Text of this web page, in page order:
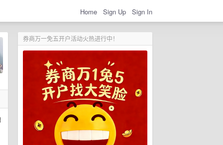
Home Sign Up Sign In
券商万一免五开户活动火热进行中！